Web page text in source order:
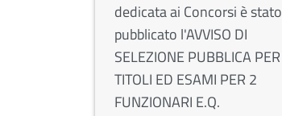
dedicata ai Concorsi è stato
pubblicato l'AVVISO DI
SELEZIONE PUBBLICA PER
TITOLI ED ESAMI PER 2
FUNZIONARI E.Q.